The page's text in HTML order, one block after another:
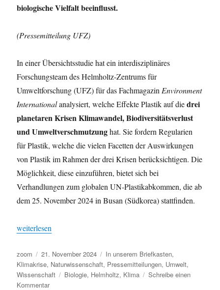
biologische Vielfalt beeinflusst.
(Pressemitteilung UFZ)
In einer Übersichtsstudie hat ein interdisziplinäres
Forschungsteam des Helmholtz-Zentrums für
Umweltforschung (UFZ) für das Fachmagazin Environment
Internationalanalysiert, welche Effekte Plastik auf diedrei
planetaren Krisen Klimawandel, Biodiversitätsverlust
und Umweltverschmutzunghat. Sie fordern Regularien
für Plastik, welche die vielen Facetten der Auswirkungen
von Plastik im Rahmen der drei Krisen berücksichtigen. Die
Möglichkeit, diese einzuführen, bietet sich bei
Verhandlungen zum globalen UN-Plastikabkommen, die ab
dem 25. November 2024 in Busan (Südkorea) stattfinden.
„Umweltwirkungen von Plastik: weg vom engen Blick auf das
weiterlesen
Autor
zoom
Veröffentlicht
am
21. November 2024 Kategorien
In unserem Briefkasten,
Klimakrise, Naturwissenschaft, Pressemitteilungen, Umwelt,
Wissenschaft
Schlagwörter
Biologie, Helmholtz, Klima
Schreibe einen
Kommentarzu